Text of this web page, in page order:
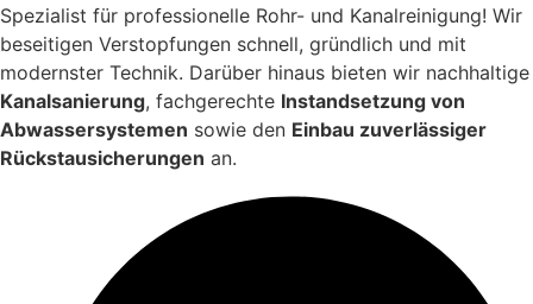
Spezialist für professionelle Rohr- und Kanalreinigung! Wir
beseitigen Verstopfungen schnell, gründlich und mit
modernster Technik. Darüber hinaus bieten wir nachhaltige
Kanalsanierung, fachgerechte Instandsetzung von
Abwassersystemen sowie den Einbau zuverlässiger
Rückstausicherungen an.